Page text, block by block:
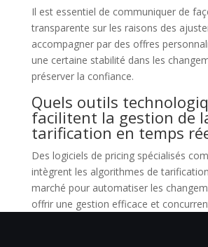
Il est essentiel de communiquer de
transparente sur les raisons des
accompagner par des offres
une certaine stabilité dans les
préserver la confiance.
Quels outils
facilitent la gestion de
tarification en temps
Des logiciels de pricing spécialisés
intègrent les algorithmes de
marché pour automatiser les
offrir une gestion efficace et